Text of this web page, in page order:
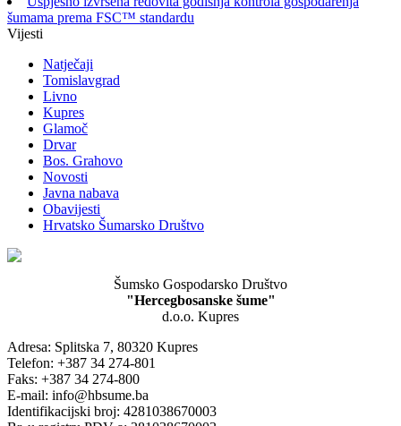
šumama prema FSC™ standardu
Vijesti
Natječaji
Tomislavgrad
Livno
Kupres
Glamoč
Drvar
Bos. Grahovo
Novosti
Javna nabava
Obavijesti
Hrvatsko Šumarsko Društvo
Šumsko Gospodarsko Društvo
"Hercegbosanske šume"
d.o.o. Kupres
Adresa: Splitska 7, 80320 Kupres
Telefon: +387 34 274-801
Faks: +387 34 274-800
E-mail: info@hbsume.ba
Identifikacijski broj: 4281038670003